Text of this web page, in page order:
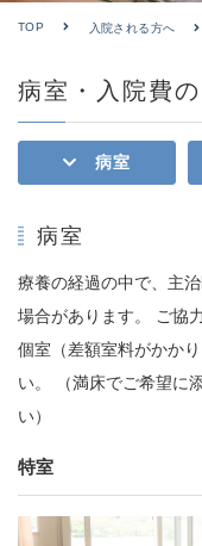
TOP 入院される方へ
病室・入院費
病室
病室
療養の経過の中で、主
場合があります。 ご協
個室（差額室料がかか
い。 （満床でご希望に
い）
特室